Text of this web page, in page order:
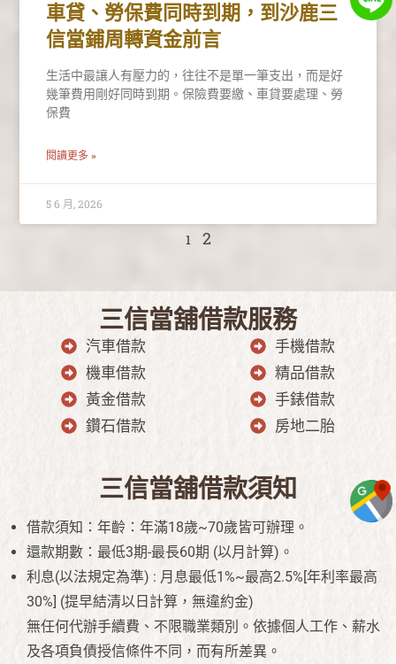
車貸、勞保費同時到期，到沙鹿三
信當鋪周轉資金前言
生活中最讓人有壓力的，往往不是單一筆支出，而是好
幾筆費用剛好同時到期。保險費要繳、車貸要處理、勞
保費
閱讀更多 »
5 6 月, 2026
1 2
三信當舖借款服務
汽車借款
機車借款
黃金借款
鑽石借款
手機借款
精品借款
手錶借款
房地二胎
三信當舖借款須知
借款須知：年齡：年滿18歲~70歲皆可辦理。
還款期數：最低3期-最長60期 (以月計算)。
利息(以法規定為準) : 月息最低1%~最高2.5%[年利率最高
30%] (提早結清以日計算，無違約金)
無任何代辦手續費、不限職業類別。依據個人工作、薪水
及各項負債授信條件不同，而有所差異。